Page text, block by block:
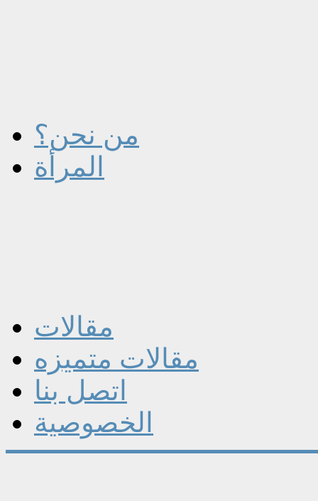
من نحن؟
المرأة
مقالات
مقالات متميزه
اتصل بنا
الخصوصية